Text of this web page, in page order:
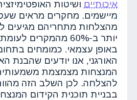
איכותיים ושיטות
מיישמים. מחקרים מראים
מהצלחות מתחריהם מגיעים
יותר ב-60% מהמקרים
באופן עצמאי. כמומחים
האורגני, אנו יודעים שהבנת
המנצחות מצמצמת
להצלחה. לכן השלב הזה
בבניית תוכנית הקידום